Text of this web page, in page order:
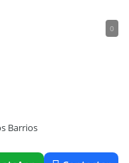
0
Barrios